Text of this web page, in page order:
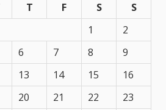
T F S S
1
2
6 7 8
9
13 14 15
16
20 21 22
23